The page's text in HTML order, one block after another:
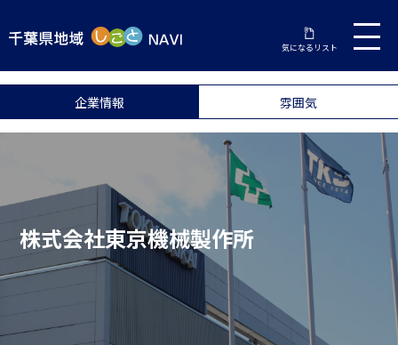
気になるリスト
企業情報 雰囲気
株式会社東京機械製作所